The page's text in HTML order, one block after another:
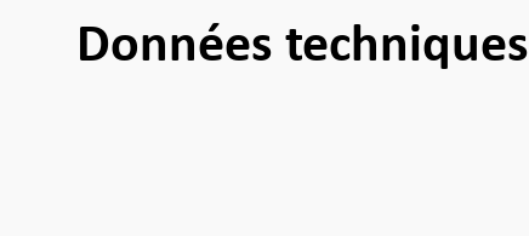
Données techniques